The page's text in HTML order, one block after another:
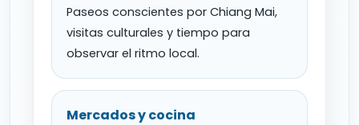
Paseos conscientes por Chiang Mai,
visitas culturales y tiempo para
observar el ritmo local.
Mercados y cocina